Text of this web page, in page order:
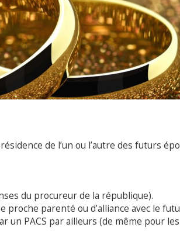
de l’un ou l’autre des futurs
du procureur de la république).
parenté ou d’alliance avec le
un PACS par ailleurs (de même pour